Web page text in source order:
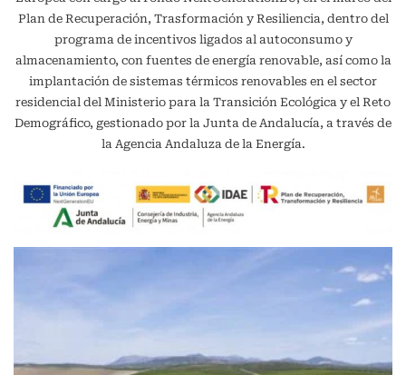
Plan de Recuperación, Trasformación y Resiliencia, dentro del
programa de incentivos ligados al autoconsumo y
almacenamiento, con fuentes de energía renovable, así como la
implantación de sistemas térmicos renovables en el sector
residencial del Ministerio para la Transición Ecológica y el Reto
Demográfico, gestionado por la Junta de Andalucía, a través de
la Agencia Andaluza de la Energía.